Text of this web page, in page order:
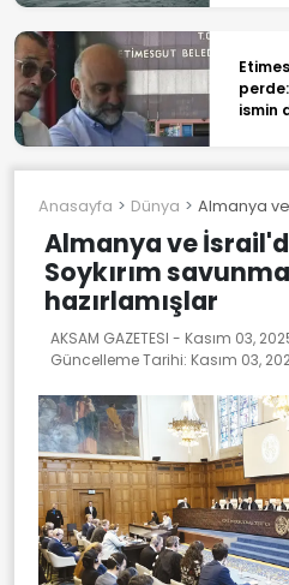
ismin
Anasayfa Dünya Almanya ve
Almanya ve
Soykırım
hazırlamışlar
AKSAM GAZETESI - Kasım 03,
Güncelleme Tarihi: Kasım 03,